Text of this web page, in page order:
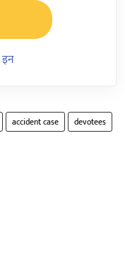
accident case
devotees